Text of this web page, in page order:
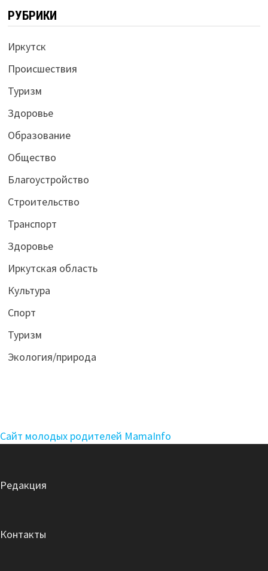
РУБРИКИ
Иркутск
Происшествия
Туризм
Здоровье
Образование
Общество
Благоустройство
Строительство
Транспорт
Здоровье
Иркутская область
Культура
Спорт
Туризм
Экология/природа
Сайт молодых родителей MamaInfo
Редакция
Контакты